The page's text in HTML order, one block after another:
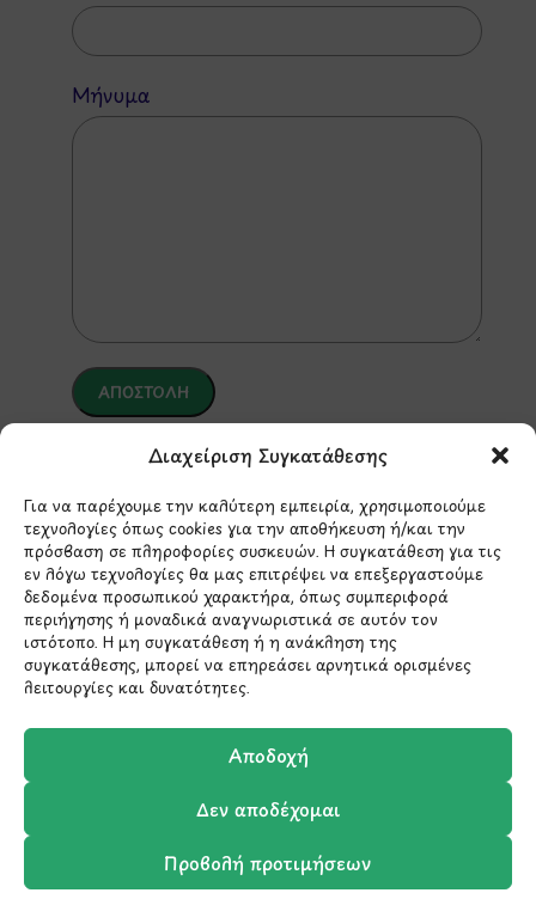
Διαχείριση Συγκατάθεσης
Για να παρέχουμε την καλύτερη εμπειρία, χρησιμοποιούμε
τεχνολογίες όπως cookies για την αποθήκευση ή/και την
πρόσβαση σε πληροφορίες συσκευών. Η συγκατάθεση για τις
εν λόγω τεχνολογίες θα μας επιτρέψει να επεξεργαστούμε
δεδομένα προσωπικού χαρακτήρα, όπως συμπεριφορά
περιήγησης ή μοναδικά αναγνωριστικά σε αυτόν τον
ιστότοπο. Η μη συγκατάθεση ή η ανάκληση της
συγκατάθεσης, μπορεί να επηρεάσει αρνητικά ορισμένες
λειτουργίες και δυνατότητες.
Αποδοχή
Δεν αποδέχομαι
Προβολή προτιμήσεων
Μήνυμα
*Αυτός ο ιστότοπος προστατεύεται από το σύστημα
reCAPTCHA και ισχύουν ηΠολιτική Απορρήτου
ΣΤΟΙΧΕΙΑ ΕΠΙΚΟΙΝΩΝΙΑΣ
Holargos Center (Ισόγειο)
Λ.Περικλέους 56,
info@ypografi.com